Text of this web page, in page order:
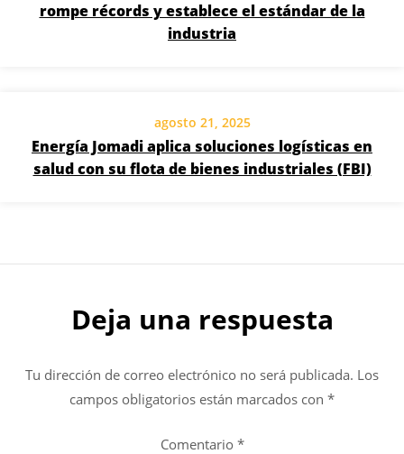
rompe récords y establece el estándar de la
industria
agosto 21, 2025
Energía Jomadi aplica soluciones logísticas en
salud con su flota de bienes industriales (FBI)
Deja una respuesta
Tu dirección de correo electrónico no será publicada. Los
campos obligatorios están marcados con *
Comentario *